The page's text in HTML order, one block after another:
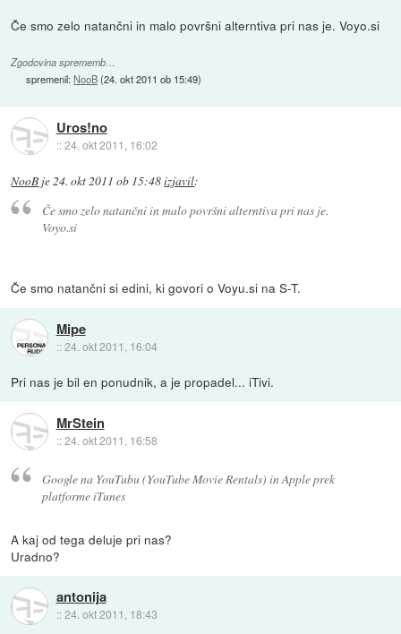
Če smo zelo natančni in malo površni alterntiva pri nas je. Voyo.si
Zgodovina sprememb…
spremenil:NooB(24. okt 2011 ob 15:49)
Uros!no
::24. okt 2011, 16:02
NooB je24. okt 2011 ob 15:48izjavil:
Če smo zelo natančni in malo površni alterntiva pri nas je.
Voyo.si
Če smo natančni si edini, ki govori o Voyu.si na S-T.
Mipe
::24. okt 2011, 16:04
Pri nas je bil en ponudnik, a je propadel... iTivi.
MrStein
::24. okt 2011, 16:58
Google na YouTubu (YouTube Movie Rentals) in Apple prek
platforme iTunes
A kaj od tega deluje pri nas?
Uradno?
antonija
::24. okt 2011, 18:43